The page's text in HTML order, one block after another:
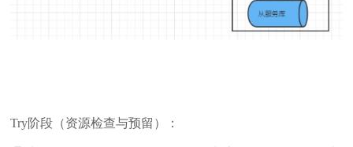
Try阶段（资源检查与预留）：